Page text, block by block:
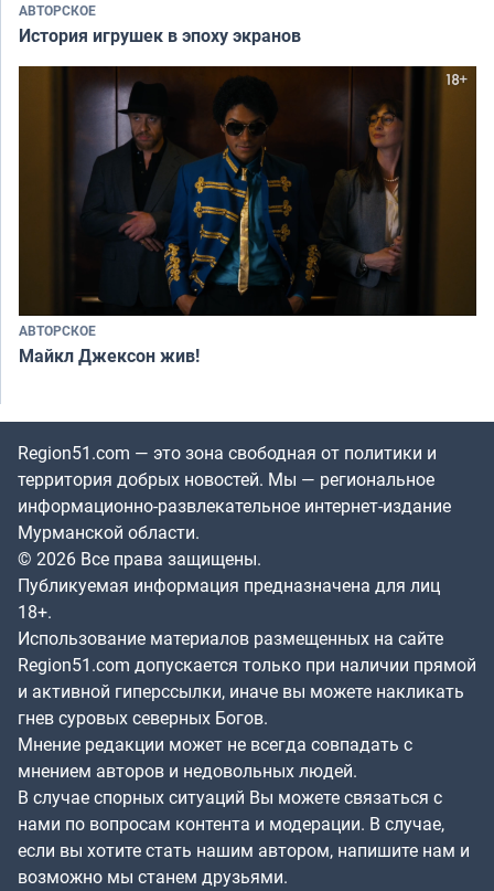
АВТОРСКОЕ
История игрушек в эпоху экранов
АВТОРСКОЕ
Майкл Джексон жив!
Region51.com — это зона свободная от политики и
территория добрых новостей. Мы — региональное
информационно-развлекательное интернет-издание
Мурманской области.
© 2026 Все права защищены.
Публикуемая информация предназначена для лиц
18+.
Использование материалов размещенных на сайте
Region51.com допускается только при наличии прямой
и активной гиперссылки, иначе вы можете накликать
гнев суровых северных Богов.
Мнение редакции может не всегда совпадать с
мнением авторов и недовольных людей.
В случае спорных ситуаций Вы можете связаться с
нами по вопросам контента и модерации. В случае,
если вы хотите стать нашим автором, напишите нам и
возможно мы станем друзьями.